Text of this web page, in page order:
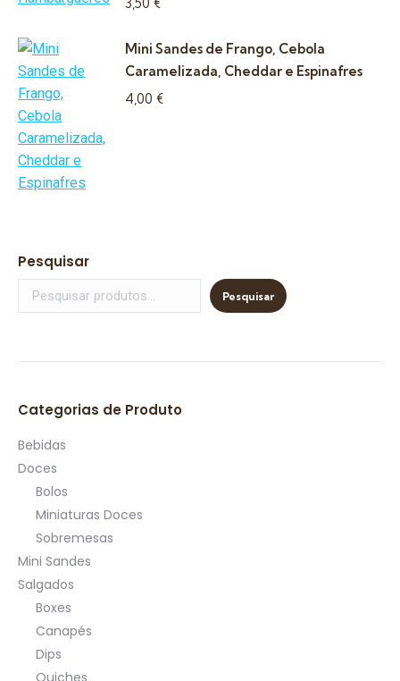
Mini Sandes de Frango, Cebola
Caramelizada, Cheddar e Espinafres
4,00 €
Pesquisar
Pesquisar
Categorias de Produto
Bebidas
Doces
Bolos
Miniaturas Doces
Sobremesas
Mini Sandes
Salgados
Boxes
Canapés
Dips
Quiches